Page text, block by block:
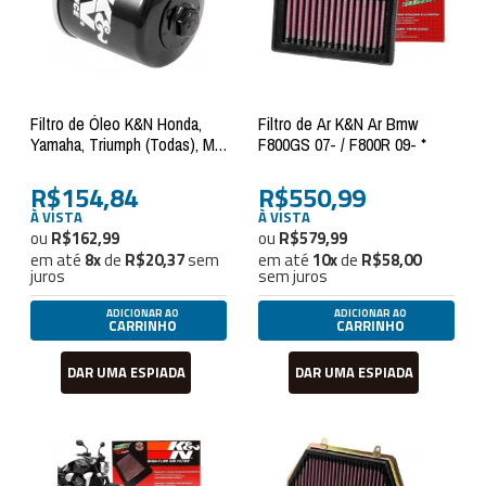
Filtro de Óleo K&N Honda,
Yamaha, Triumph (Todas), Mv
R$154,84
À VISTA
R$162,99
em até 8xde R$20,37sem
juros
ADICIONAR AO
CARRINHO
DAR UMA ESPIADA
Filtro de Ar K&N Ar Bmw
F800GS 07- / F800R 09- *
R$550,99
À VISTA
R$579,99
em até 10xde R$58,00
sem juros
ADICIONAR AO
CARRINHO
DAR UMA ESPIADA